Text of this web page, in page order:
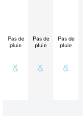
Pas de
pluie
Pas de
pluie
Pas de
pluie